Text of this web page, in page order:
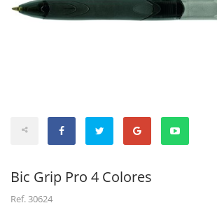
Bic Grip Pro 4 Colores
Ref.30624